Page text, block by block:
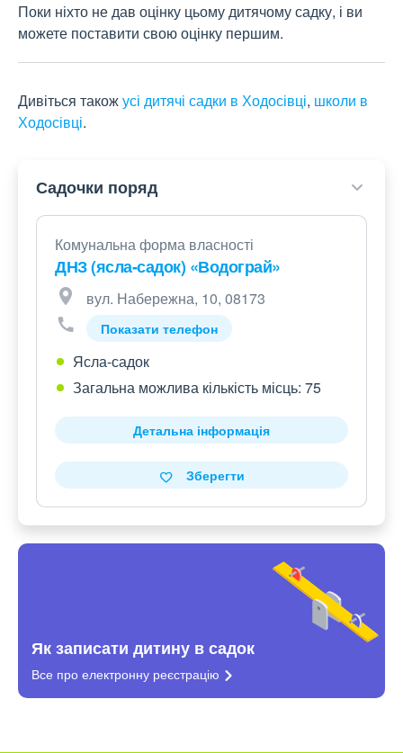
Поки ніхто не дав оцінку цьому дитячому садку, і ви
можете поставити свою оцінку першим.
Дивіться такожусі дитячі садки в Ходосівці, школи в
Ходосівці.
Садочки поряд
Комунальна форма власності
ДНЗ (ясла-садок) «Водограй»
вул. Набережна, 10, 08173
Показати телефон
Ясла-садок
Загальна можлива кількість місць: 75
Детальна інформація
Зберегти
Як записати дитину в садок
Все про електронну реєстрацію